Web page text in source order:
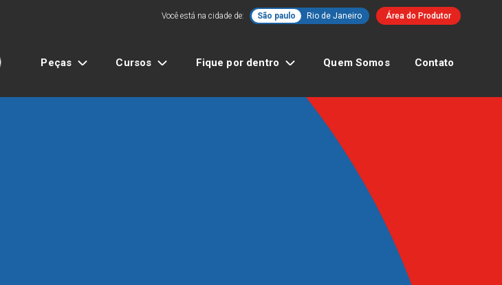
Você está na cidade de: São paulo Rio de Janeiro Área do Produtor
Peças Cursos Fique por dentro Quem Somos Contato